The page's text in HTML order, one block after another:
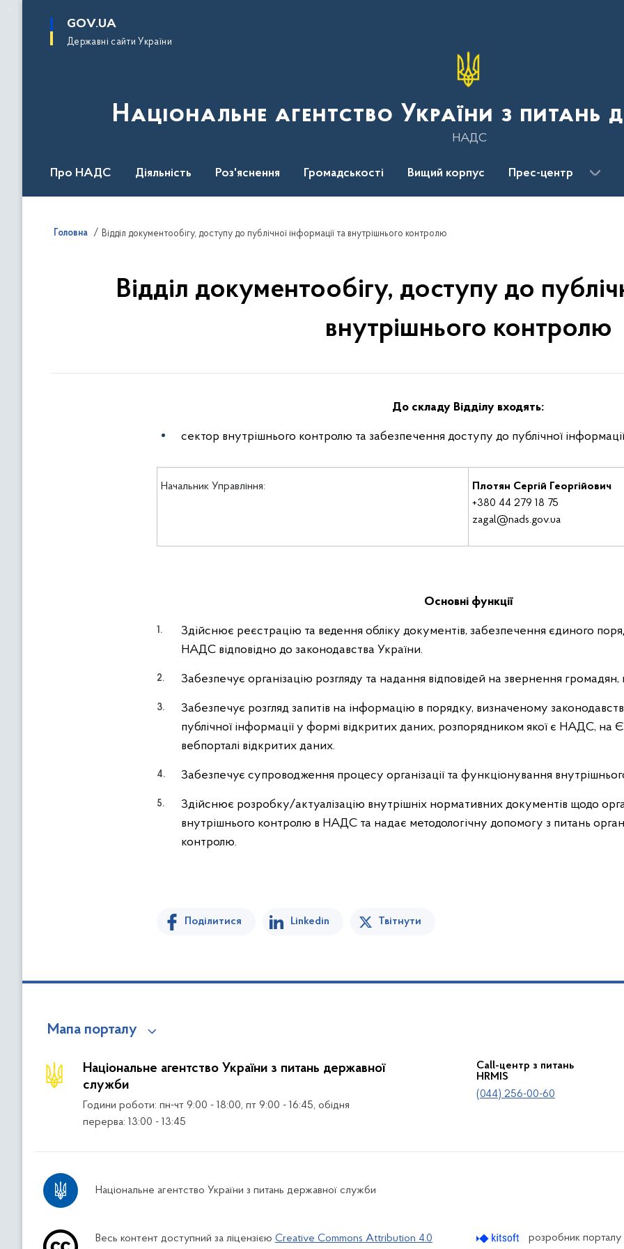
основного
GOV.UA
Державні сайти України
Національне агентство України з питань
НАДС
Про НАДС Діяльність Роз'яснення Громадськості Вищий корпус Прес-центр
Головна Відділ документообігу, доступу до публічної інформації та внутрішнього контролю
Відділ документообігу, доступу до
внутрішнього контролю
До складу Відділу входять:
сектор внутрішнього контролю та забезпечення доступу до публічної інформації
Начальник Управління:
Плотян Сергій Георгійович
+380 44 279 18 75
zagal@nads.gov.ua
Основні функції
Здійснює реєстрацію та ведення обліку документів, забезпечення єдиного
НАДС відповідно до законодавства України.
Забезпечує організацію розгляду та надання відповідей на звернення
Забезпечує розгляд запитів на інформацію в порядку, визначеному
публічної інформації у формі відкритих даних, розпорядником якої є НАДС,
вебпорталі відкритих даних.
Забезпечує супроводження процесу організації та функціонування
Здійснює розробку/актуалізацію внутрішніх нормативних документів щодо
внутрішнього контролю в НАДС та надає методологічну допомогу з питань
контролю.
Поділитися Linkedin Твітнути
Мапа порталу
Національне агентство України з питань державної
служби
Години роботи: пн-чт 9:00 - 18:00, пт 9:00 - 16:45, обідня
перерва: 13:00 - 13:45
Call-центр з питань
HRMIS
(044) 256-00-60
Національне агентство України з питань державної служби
Весь контент доступний за ліцензією Creative Commons Attribution 4.0 розробник порталу